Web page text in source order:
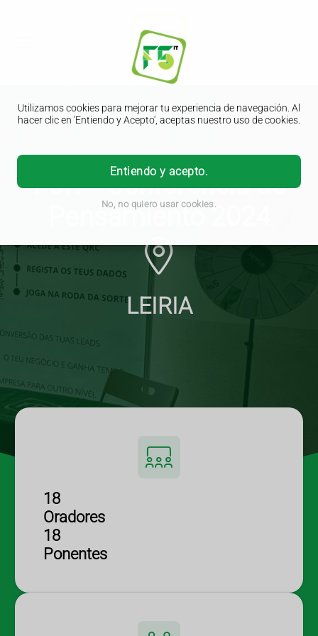
Utilizamos cookies para mejorar tu experiencia de navegación. Al
hacer clic en 'Entiendo y Acepto', aceptas nuestro uso de cookies.
Entiendo y acepto.
No, no quiero usar cookies.
F5IT - Conferencia de
Pensamiento 2024
LEIRIA
18
Oradores
18
Ponentes